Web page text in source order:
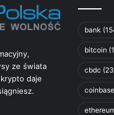
ze świata
daje
bank
bitcoin
cbdc
coinbase